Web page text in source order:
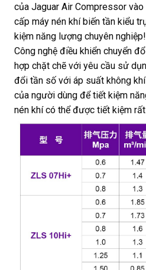
của Jaguar Air Compressor
cấp máy nén khí biến tần kiểu
kiệm năng lượng chuyên nghiệp!
Công nghệ điều khiển chuyển
hợp chặt chẽ với yêu cầu sử
đổi tần số với áp suất không
của người dùng để tiết kiệm
nén khí có thể được tiết kiệm